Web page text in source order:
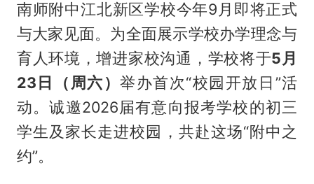
南师附中江北新区学校今年9月即将正式
与大家见面。为全面展示学校办学理念与
育人环境，增进家校沟通，学校将于5月
23日（周六）举办首次“校园开放日”活
动。诚邀2026届有意向报考学校的初三
学生及家长走进校园，共赴这场“附中之
约”。